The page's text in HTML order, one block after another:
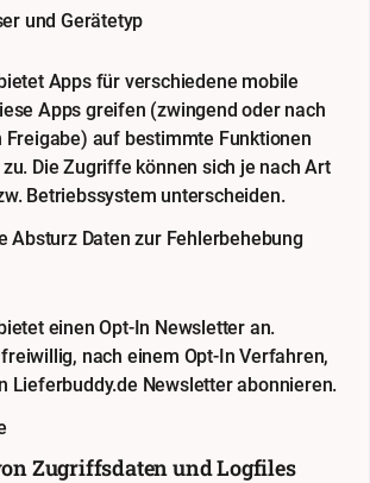
und Gerätetyp
Apps für verschiedene mobile
Apps greifen (zwingend oder nach
auf bestimmte Funktionen
Die Zugriffe können sich je nach Art
Betriebssystem unterscheiden.
Absturz Daten zur Fehlerbehebung
einen Opt-In Newsletter an.
nach einem Opt-In Verfahren,
Lieferbuddy.de Newsletter abonnieren.
Zugriffsdaten und Logfiles